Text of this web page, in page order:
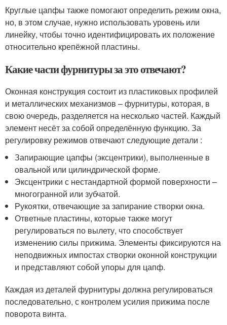
Круглые цапфы также помогают определить режим окна,
но, в этом случае, нужно использовать уровень или
линейку, чтобы точно идентифицировать их положение
относительно крепёжной пластины.
Какие части фурнитуры за это отвечают?
Оконная конструкция состоит из пластиковых профилей
и металлических механизмов – фурнитуры, которая, в
свою очередь, разделяется на несколько частей. Каждый
элемент несёт за собой определённую функцию. За
регулировку режимов отвечают следующие детали :
Запирающие цапфы (эксцентрики), выполненные в
овальной или цилиндрической форме.
Эксцентрики с нестандартной формой поверхности –
многогранной или зубчатой.
Рукоятки, отвечающие за запирание створки окна.
Ответные пластины, которые также могут
регулироваться по вылету, что способствует
изменению силы прижима. Элементы фиксируются на
неподвижных импостах створки оконной конструкции
и представляют собой упоры для цапф.
Каждая из деталей фурнитуры должна регулироваться
последовательно, с контролем усилия прижима после
поворота винта.